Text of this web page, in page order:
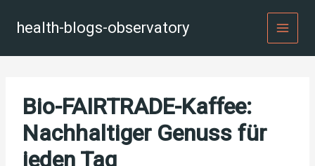
Inhalt
springenhealth-blogs-observatory
Bio-FAIRTRADE-Kaffee:
Nachhaltiger Genuss für